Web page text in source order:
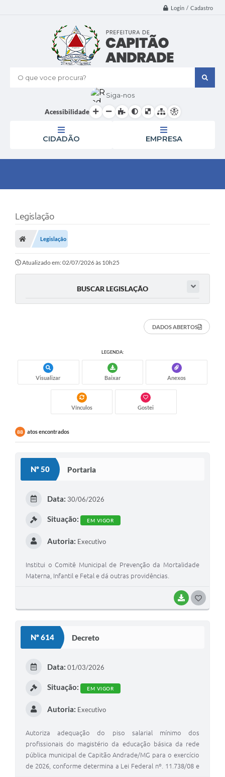
Login / Cadastro
O que voce procura?
Siga-nos
Acessibilidade
CIDADÃO EMPRESA
Legislação
Legislação
Atualizado em: 02/07/2026 às 10h25
BUSCAR LEGISLAÇÃO
DADOS ABERTOS
LEGENDA:
Visualizar Baixar Anexos
Vínculos Gostei
88 atos encontrados
Nº 50 Portaria
BAIXAR
Data: 30/06/2026
Situação: EM VIGOR
Autoria: Executivo
Institui o Comitê Municipal de Prevenção da Mortalidade
Materna, Infantil e Fetal e dá outras providências.
Nº 614 Decreto
Data: 01/03/2026
Situação: EM VIGOR
Autoria: Executivo
Autoriza adequação do piso salarial mínimo dos
profissionais do magistério da educação básica da rede
pública municipal de Capitão Andrade/MG para o exercício
de 2026, conforme determina a Lei Federal nº. 11.738/08 e